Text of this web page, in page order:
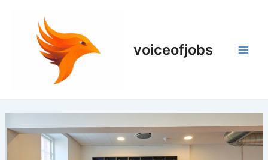
voiceofjobs